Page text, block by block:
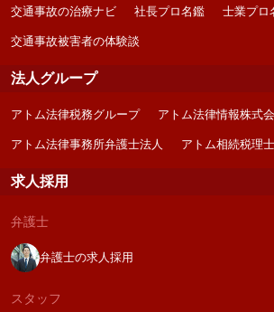
交通事故の治療ナビ 社長プロ名鑑 士業プロ
交通事故被害者の体験談
法人グループ
アトム法律税務グループ アトム法律情報株式
アトム法律事務所弁護士法人 アトム相続税理
求人採用
弁護士
弁護士の求人採用
スタッフ